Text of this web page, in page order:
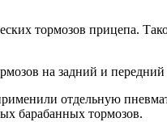
тормозов прицепа.
на задний и
отдельную
барабанных тормозов.